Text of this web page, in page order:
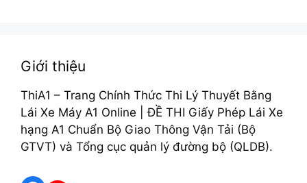
Giới thiệu
ThiA1 – Trang Chính Thức Thi Lý Thuyết Bằng
Lái Xe Máy A1 Online | ĐỀ THI Giấy Phép Lái Xe
hạng A1 Chuẩn Bộ Giao Thông Vận Tải (Bộ
GTVT) và Tổng cục quản lý đường bộ (QLDB).